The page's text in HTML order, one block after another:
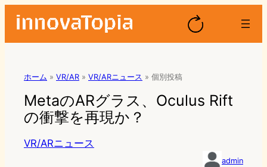
ホーム » VR/AR » VR/ARニュース » 個別投稿
MetaのARグラス、Oculus Rift
の衝撃を再現か？
VR/ARニュース
admin